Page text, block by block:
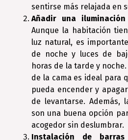
sentirse más relajada en
Añadir una
Aunque la habitación
luz natural, es
de noche y luces de
horas de la tarde y
de la cama es ideal para
pueda encender y
de levantarse. Además,
son una buena opción
acogedor sin deslumbrar.
Instalación de